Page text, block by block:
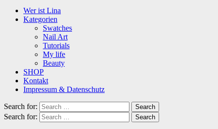
Wer ist Lina
Kategorien
Swatches
Nail Art
Tutorials
My life
Beauty
SHOP
Kontakt
Impressum & Datenschutz
Search for: Search
Search for: Search